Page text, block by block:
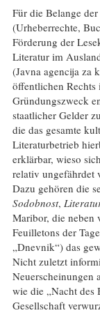
Für die Belange
(Urheberrechte,
Förderung der
Literatur im
(Javna agencija za
öffentlichen
Gründungszweck
staatlicher Gelder
die das gesamte
Literaturbetrieb
erklärbar, wieso
relativ ungefährdet
Dazu gehören die
Sodobnost,
Maribor, die neben
Feuilletons der
„Dnevnik“) das
Nicht zuletzt
Neuerscheinungen
wie die „Nacht
Gesellschaft